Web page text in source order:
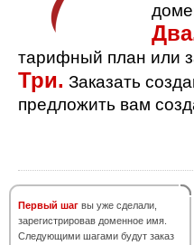
тарифный план или
Три. Заказать
предложить вам
Первый шаг вы уже сделали,
зарегистрировав доменное имя.
Следующими шагами будут заказ